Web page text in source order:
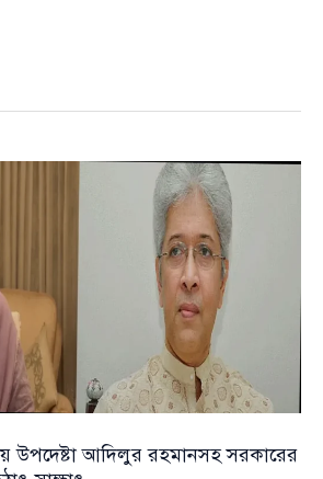
উপদেষ্টা আদিলুর রহমানসহ সরকারের